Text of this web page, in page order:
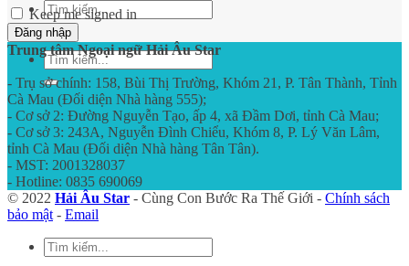
Keep me signed in
Trung tâm Ngoại ngữ Hải Âu Star
- Trụ sở chính: 158, Bùi Thị Trường, Khóm 21, P. Tân Thành, Tỉnh
Cà Mau (Đối diện Nhà hàng 555);
- Cơ sở 2: Đường Nguyễn Tạo, ấp 4, xã Đầm Dơi, tỉnh Cà Mau;
- Cơ sở 3: 243A, Nguyễn Đình Chiểu, Khóm 8, P. Lý Văn Lâm,
tỉnh Cà Mau (Đối diện Nhà hàng Tân Tân).
- MST: 2001328037
- Hotline: 0835 690069
© 2022 Hải Âu Star - Cùng Con Bước Ra Thế Giới - Chính sách
bảo mật- Email